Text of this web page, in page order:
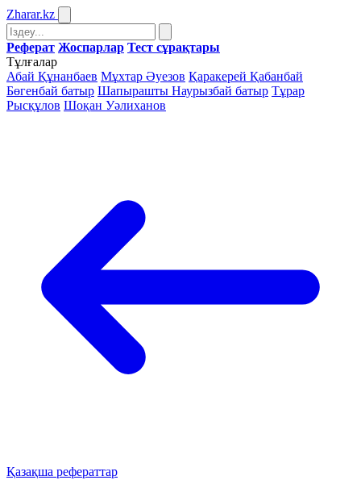
Zharar.kz
Реферат Жоспарлар Тест сұрақтары
Тұлғалар
Абай Құнанбаев Мұхтар Әуезов Қаракерей Қабанбай
Бөгенбай батыр Шапырашты Наурызбай батыр Тұрар
Рысқұлов Шоқан Уәлиханов
Қазақша рефераттар